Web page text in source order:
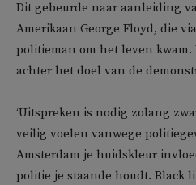
Dit gebeurde naar aanleiding
Amerikaan George Floyd, die
politieman om het leven
achter het doel van de
‘Uitspreken is nodig zolang
veilig voelen vanwege
Amsterdam je huidskleur
politie je staande houdt. Black